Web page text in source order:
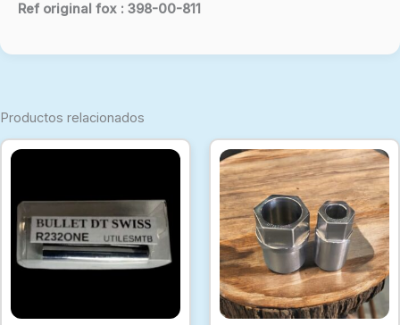
Ref original fox : 398-00-811
Productos relacionados